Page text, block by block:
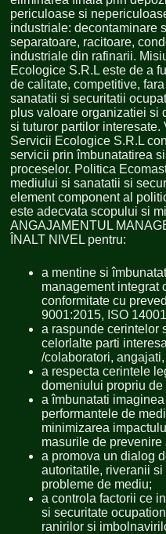
periculoase si
industriale: decontaminare
separatoare, racitoare,
industriale din rafinarii.
Ecologice S.R.L este de a
de calitate, competitive,
sanatatii si securitatii
plus valoare organizatiei si
si tuturor partilor
Servicii Ecologice S.R.L
servicii prin îmbunatatirea
proceselor. Politica
mediului si sanatatii si
element component al
este adecvata scopului si
ANGAJAMENTUL
ÎNALT NIVEL pentru:
a mentine si
management integrat
conformitate cu
9001:2015, ISO
a raspunde cerintelor
celorlalte parti
/colaboratori,
a respecta cerintele
domeniului propriu de
a îmbunatati
performantele de
minimizarea
masurile de
a promova un dialog
autoritatile, riveranii
probleme de mediu;
a controla factorii ce
si securitate
ranirilor si